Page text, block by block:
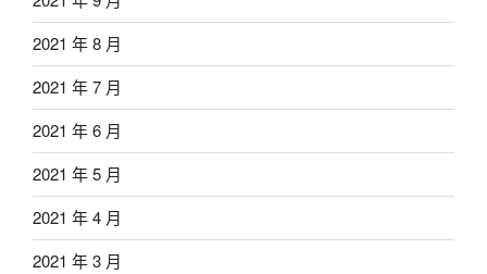
2021 年 8 月
2021 年 7 月
2021 年 6 月
2021 年 5 月
2021 年 4 月
2021 年 3 月